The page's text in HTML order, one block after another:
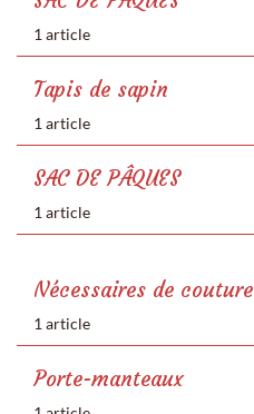
1 article
Tapis de sapin
1 article
SAC DE PÂQUES
1 article
Nécessaires de couture
1 article
Porte-manteaux